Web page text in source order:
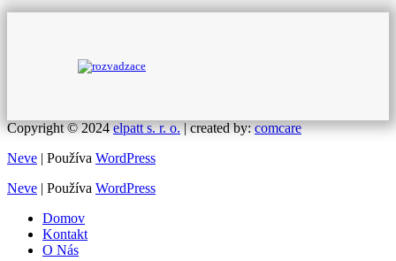
Copyright © 2024elpatt s. r. o.| created by:comcare
Neve | Používa WordPress
Neve | Používa WordPress
Domov
Kontakt
O Nás